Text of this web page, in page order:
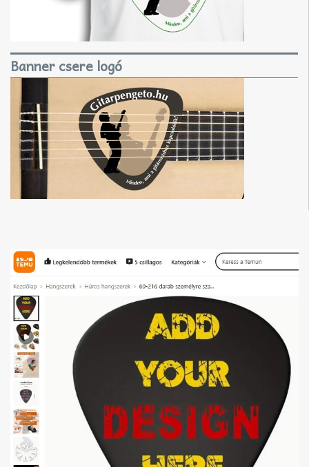
Banner csere logó